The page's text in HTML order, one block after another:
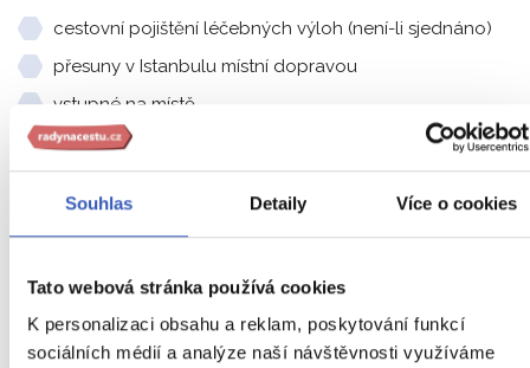
Souhlas Detaily Více o cookies
Tato webová stránka používá cookies
K personalizaci obsahu a reklam, poskytování funkcí
sociálních médií a analýze naší návštěvnosti využíváme
cestovní pojištění léčebných výloh (není-li sjednáno)
přesuny v Istanbulu místní dopravou
vstupné na místě
bakšišné: cca 10 EUR/pobyt
vstupného a dopravy na místě)
příplatek za jednolůžkový pokoj: 5 000 Kč
věrnostního klubu
parkování u letiště a pojištění zdarma?